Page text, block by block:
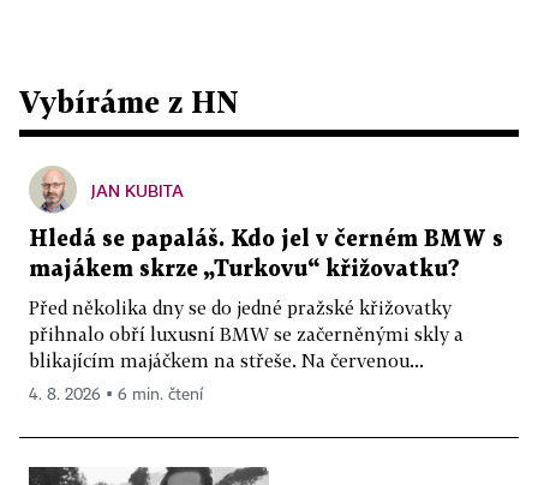
Vybíráme z HN
JAN KUBITA
Hledá se papaláš. Kdo jel v černém BMW s
majákem skrze „Turkovu“ křižovatku?
Před několika dny se do jedné pražské křižovatky
přihnalo obří luxusní BMW se začerněnými skly a
blikajícím majáčkem na střeše. Na červenou...
4. 8. 2026 ▪ 6 min. čtení